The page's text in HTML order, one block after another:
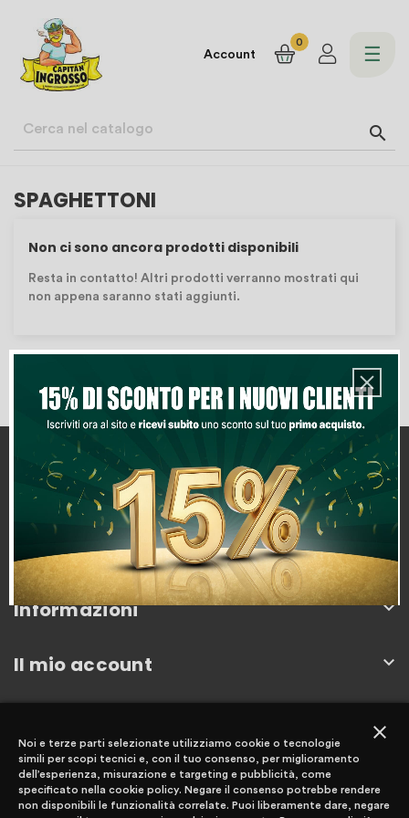
Account
0
☰

SPAGHETTONI
Non ci sono ancora prodotti disponibili
Resta in contatto! Altri prodotti verranno mostrati qui
non appena saranno stati aggiunti.
Capitan Ingrosso
Km. 78.000, SS148, Km 78, 04100
04100 Latina, Italia
info@capitaningrosso.it
Informazioni 
Il mio account 
close
Noi e terze parti selezionate utilizziamo cookie o tecnologie
simili per scopi tecnici e, con il tuo consenso, per miglioramento
dell’esperienza, misurazione e targeting e pubblicità, come
specificato nella cookie policy. Negare il consenso potrebbe rendere
non disponibili le funzionalità correlate. Puoi liberamente dare, negare